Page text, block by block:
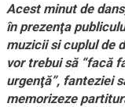
Acest minut de
în prezenţa
muzicii si cuplul de
vor trebui să “facă
urgenţă”, fanteziei
memorizeze